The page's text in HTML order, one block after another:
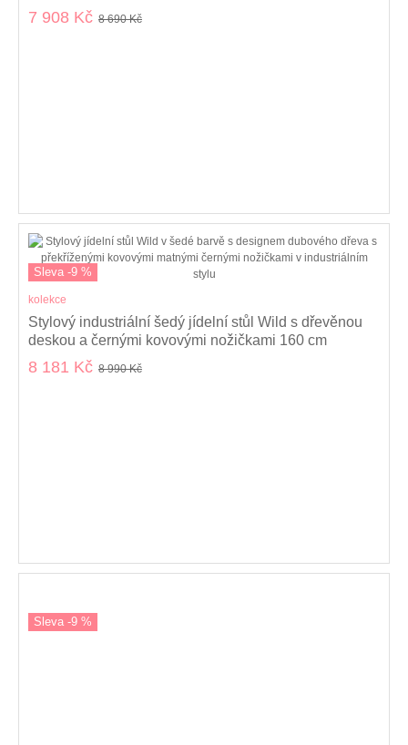
zkříženýma nohama 160 cm
7 908 Kč 8 690 Kč
Sleva -9 %
kolekce
Stylový industriální šedý jídelní stůl Wild s dřevěnou
deskou a černými kovovými nožičkami 160 cm
8 181 Kč 8 990 Kč
Sleva -9 %